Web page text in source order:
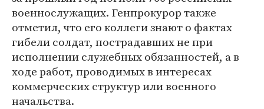
военнослужащих. Генпрокурор также
отметил, что его коллеги знают о фактах
гибели солдат, пострадавших не при
исполнении служебных обязанностей, а в
ходе работ, проводимых в интересах
коммерческих структур или военного
начальства.